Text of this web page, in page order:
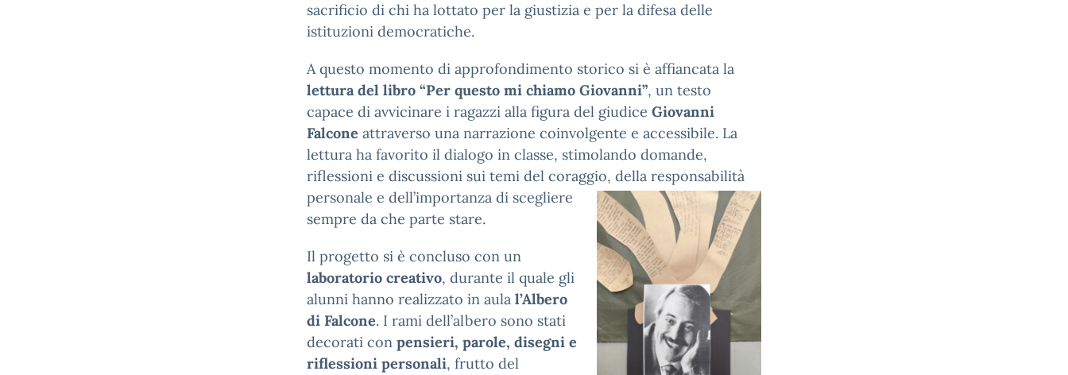
sacrificio di chi ha lottato per la giustizia e per la difesa delle
istituzioni democratiche.
A questo momento di approfondimento storico si è affiancata la
lettura del libro “Per questo mi chiamo Giovanni”, un testo
capace di avvicinare i ragazzi alla figura del giudice Giovanni
Falcone attraverso una narrazione coinvolgente e accessibile. La
lettura ha favorito il dialogo in classe, stimolando domande,
riflessioni e discussioni sui temi del coraggio, della responsabilità
personale e dell’importanza di scegliere
sempre da che parte stare.
Il progetto si è concluso con un
laboratorio creativo, durante il quale gli
alunni hanno realizzato in aula l’Albero
di Falcone. I rami dell’albero sono stati
decorati con pensieri, parole, disegni e
riflessioni personali, frutto del